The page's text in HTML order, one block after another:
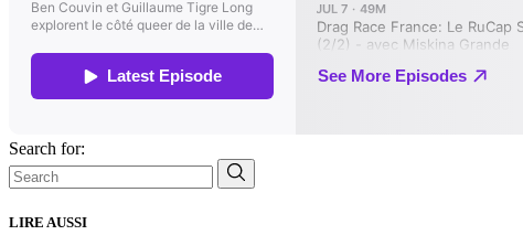
Search for:
LIRE AUSSI